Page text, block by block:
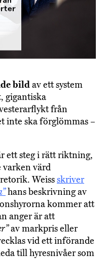
bildav ett system
gigantiska
från
inte ska förglömmas –
ett steg i rätt riktning,
varken värd
Weissskriver
hans beskrivning av
kommer att
anger är att
av markpris eller
vid ett införande
till hyresnivåer som